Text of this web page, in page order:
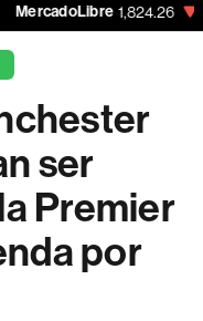
1,824.26 -5.23%
ser
Premier
por